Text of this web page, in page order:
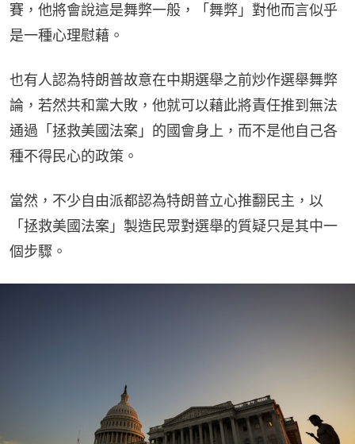
賽，他將會說這是舞弊一般，「舞弊」對他而言似乎
是一種心理慰藉。
也有人認為特朗普故意在中期選舉之前炒作選舉舞弊
論，若然共和黨大敗，他就可以藉此將責任推到無法
通過「拯救美國法案」的國會身上，而不是他自己各
種不得民心的政策。
當然，不少自由派都認為特朗普立心推翻民主，以
「拯救美國法案」製造民眾對選舉的質疑只是其中一
個步驟。